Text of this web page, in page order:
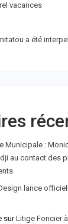
vacances
a été
Municipale :
au contact des
lance
surLitige Foncier